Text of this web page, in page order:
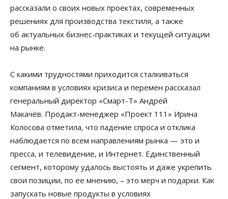
рассказали о своих новых проектах, современных
решениях для производства текстиля, а также
об актуальных бизнес-практиках и текущей ситуации
на рынке.
С какими трудностями приходится сталкиваться
компаниям в условиях кризиса и перемен рассказал
генеральный директор «Смарт-Т» Андрей
Макачёв. Продакт-менеджер «Проект 111» Ирина
Колосова отметила, что падение спроса и отклика
наблюдается по всем направлениям рынка — это и
пресса, и телевидение, и Интернет. Единственный
сегмент, которому удалось выстоять и даже укрепить
свои позиции, по ее мнению, – это мерч и подарки. Как
запускать новые продукты в условиях